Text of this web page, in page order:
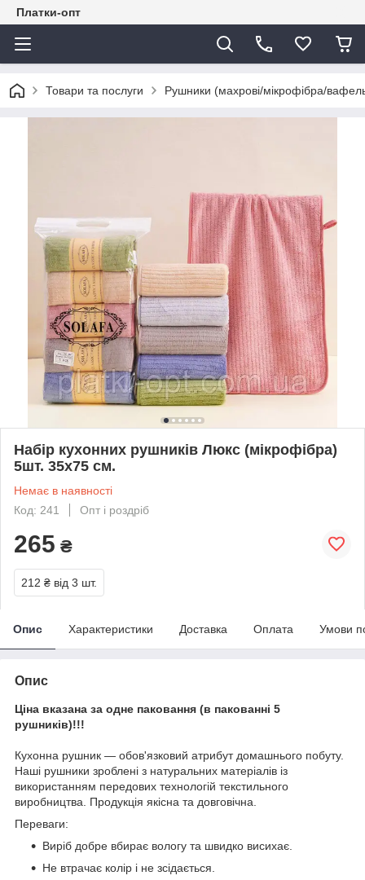
Платки-опт
Товари та послуги Рушники (махрові/мікрофібра/
Набір кухонних рушників Люкс (мікрофібра)
5шт. 35x75 см.
Немає в наявності
Код: 241
Опт і роздріб
265 ₴
212 ₴ від 3 шт.
Опис Характеристики Доставка Оплата Умови
Опис
Ціна вказана за одне паковання (в пакованні 5
рушників)!!!
Кухонна рушник — обов'язковий атрибут домашнього побуту.
Наші рушники зроблені з натуральних матеріалів із
використанням передових технологій текстильного
виробництва. Продукція якісна та довговічна.
Переваги:
Виріб добре вбирає вологу та швидко висихає.
Не втрачає колір і не зсідається.